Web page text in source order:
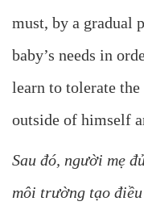
must, by a gradual
baby’s needs in
learn to tolerate
outside of himself
Sau đó, người mẹ
môi trường tạo